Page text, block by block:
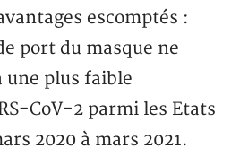
escomptés :
port du masque ne
une plus faible
CoV-2 parmi les Etats
2020 à mars 2021.